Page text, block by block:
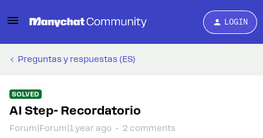
LOGIN
Preguntas y respuestas (ES)
SOLVED
AI Step- Recordatorio
Forum|Forum|1 year ago 2 comments